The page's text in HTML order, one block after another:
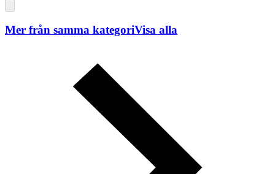
Mer från samma kategoriVisa alla